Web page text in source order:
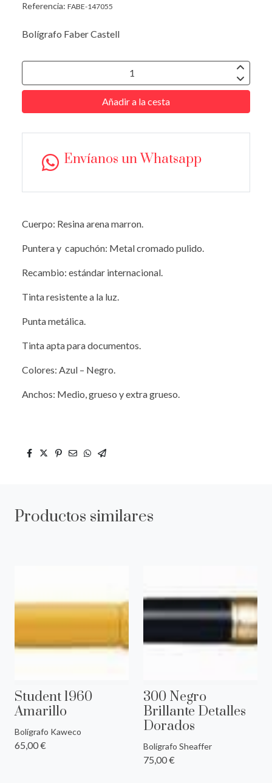
Referencia: FABE-147055
Bolígrafo Faber Castell
Añadir a la cesta
Envíanos un Whatsapp
Cuerpo: Resina arena marron.
Puntera y capuchón: Metal cromado pulido.
Recambio: estándar internacional.
Tinta resistente a la luz.
Punta metálica.
Tinta apta para documentos.
Colores: Azul – Negro.
Anchos: Medio, grueso y extra grueso.
Productos similares
Student 1960
Amarillo
Bolígrafo Kaweco
65,00 €
300 Negro
Brillante Detalles
Dorados
Bolígrafo Sheaffer
75,00 €